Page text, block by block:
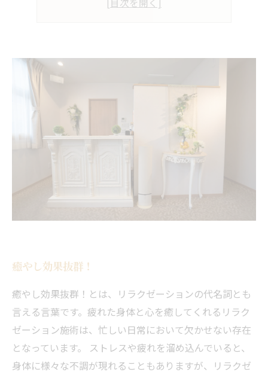
癒やし効果抜群！
癒やし効果抜群！とは、リラクゼーションの代名詞とも
言える言葉です。疲れた身体と心を癒してくれるリラク
ゼーション施術は、忙しい日常において欠かせない存在
となっています。 ストレスや疲れを溜め込んでいると、
身体に様々な不調が現れることもありますが、リラクゼ